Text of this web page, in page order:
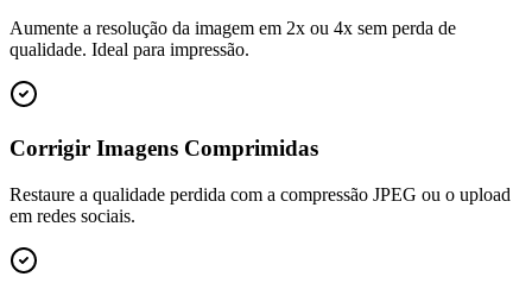
Aumente a resolução da imagem em 2x ou 4x sem perda de
qualidade. Ideal para impressão.
Corrigir Imagens Comprimidas
Restaure a qualidade perdida com a compressão JPEG ou o upload
em redes sociais.